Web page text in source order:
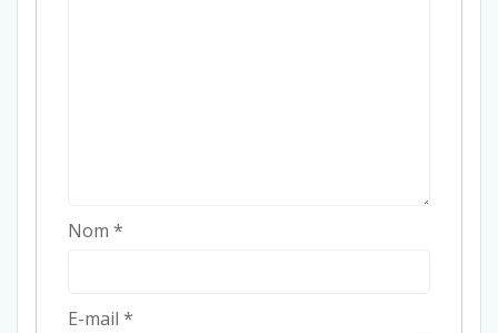
Nom *
E-mail *